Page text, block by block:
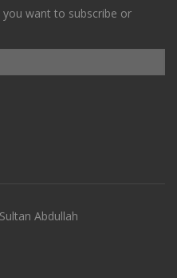
want to subscribe or
Abdullah